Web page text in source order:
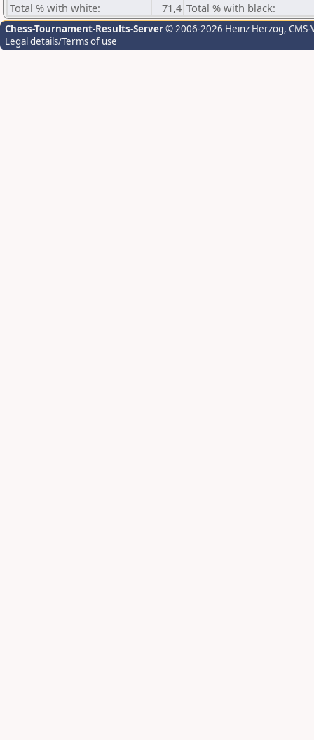
Total % with white:
71,4 Total % with black:
Chess-Tournament-Results-Server© 2006-2026 Heinz Herzog,
Legal details/Terms of use